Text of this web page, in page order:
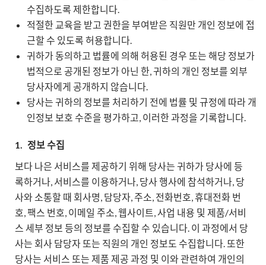
수집하도록 제한합니다.
적절한 교육을 받고 권한을 부여받은 직원만 개인 정보에 접
근할 수 있도록 허용합니다.
귀하가 동의하고 법률에 의해 허용된 경우 또는 해당 정보가
법적으로 공개된 정보가 아닌 한, 귀하의 개인 정보를 외부
당사자에게 공개하지 않습니다.
당사는 귀하의 정보를 처리하기 전에 법률 및 규정에 따라 개
인정보 보호 수준을 평가하고, 이러한 과정을 기록합니다.
1. 정보 수집
보다 나은 서비스를 제공하기 위해 당사는 귀하가 당사에 등
록하거나, 서비스를 이용하거나, 당사 행사에 참석하거나, 당
사와 소통할 때 회사명, 담당자, 주소, 전화번호, 휴대전화 번
호, 팩스 번호, 이메일 주소, 웹사이트, 사업 내용 및 제품/서비
스 세부 정보 등의 정보를 수집할 수 있습니다. 이 과정에서 당
사는 회사 담당자 또는 직원의 개인 정보도 수집합니다. 또한
당사는 서비스 또는 제품 제공 과정 및 이와 관련하여 개인의